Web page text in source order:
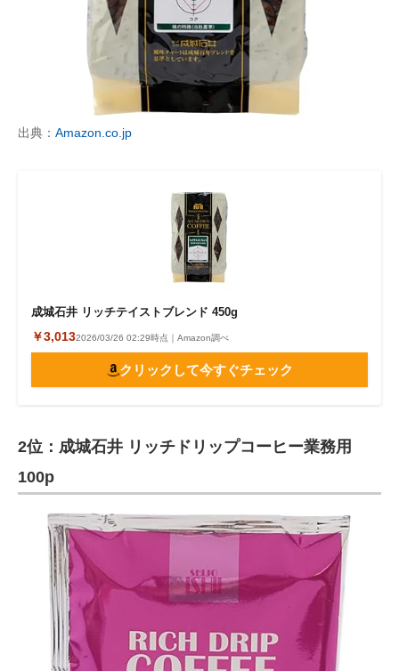
出典： Amazon.co.jp
成城石井 リッチテイストブレンド 450g
￥3,0132026/03/26 02:29時点｜Amazon調べ
クリックして今すぐチェック
2位：成城石井 リッチドリップコーヒー業務用
100p